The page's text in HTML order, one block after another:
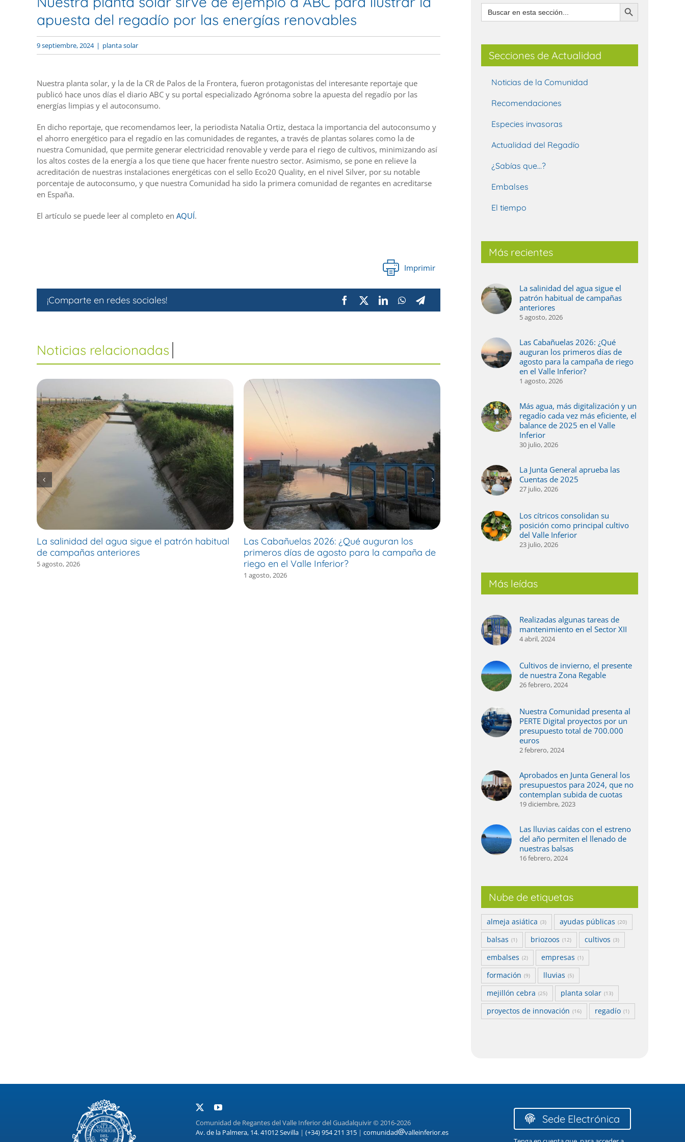
apuesta del regadío por las energías renovables
9 septiembre, 2024 | planta solar
Nuestra planta solar, y la de la CR de Palos de la Frontera, fueron protagonistas del interesante reportaje que
publicó hace unos días el diario ABC y su portal especializado Agrónoma sobre la apuesta del regadío por las
energías limpias y el autoconsumo.
En dicho reportaje, que recomendamos leer, la periodista Natalia Ortiz, destaca la importancia del autoconsumo y
el ahorro energético para el regadío en las comunidades de regantes, a través de plantas solares como la de
nuestra Comunidad, que permite generar electricidad renovable y verde para el riego de cultivos, minimizando así
los altos costes de la energía a los que tiene que hacer frente nuestro sector. Asimismo, se pone en relieve la
acreditación de nuestras instalaciones energéticas con el sello Eco20 Quality, en el nivel Silver, por su notable
porcentaje de autoconsumo, y que nuestra Comunidad ha sido la primera comunidad de regantes en acreditarse
en España.
El artículo se puede leer al completo en AQUÍ.
Imprimir
¡Comparte en redes sociales!
La salinidad del agua sigue el patrón habitual
de campañas anteriores
5 agosto, 2026
Las Cabañuelas 2026: ¿Qué auguran los
primeros días de agosto para la campaña de
riego en el Valle Inferior?
1 agosto, 2026
Más agua, más digitalización y un regadío
cada vez más eficiente, el balance de 2025 en
30 julio, 2026
Buscar: Botón de búsqueda
Secciones de Actualidad
Noticias de la Comunidad
Recomendaciones
Especies invasoras
Actualidad del Regadío
¿Sabías que…?
Embalses
El tiempo
Más recientes
La salinidad del agua sigue el
patrón habitual de campañas
anteriores
5 agosto, 2026
Las Cabañuelas 2026: ¿Qué
auguran los primeros días de
agosto para la campaña de riego
en el Valle Inferior?
1 agosto, 2026
Más agua, más digitalización y un
regadío cada vez más eficiente, el
balance de 2025 en el Valle
Inferior
30 julio, 2026
La Junta General aprueba las
Cuentas de 2025
27 julio, 2026
Los cítricos consolidan su
posición como principal cultivo
del Valle Inferior
23 julio, 2026
Más leídas
Realizadas algunas tareas de
mantenimiento en el Sector XII
4 abril, 2024
Cultivos de invierno, el presente
de nuestra Zona Regable
26 febrero, 2024
Nuestra Comunidad presenta al
PERTE Digital proyectos por un
presupuesto total de 700.000
euros
2 febrero, 2024
Aprobados en Junta General los
presupuestos para 2024, que no
contemplan subida de cuotas
19 diciembre, 2023
Las lluvias caídas con el estreno
del año permiten el llenado de
nuestras balsas
16 febrero, 2024
Nube de etiquetas
almeja asiática (3) ayudas públicas (20)
balsas (1) briozoos (12) cultivos (3)
embalses (2) empresas (1)
formación (9) lluvias (5)
mejillón cebra (25) planta solar (13)
proyectos de innovación (16) regadío (1)
Comunidad de Regantes del Valle Inferior del Guadalquivir © 2016-2026
Av. de la Palmera, 14. 41012 Sevilla| (+34) 954 211 315| comunidad valleinferior.es
Sede Electrónica